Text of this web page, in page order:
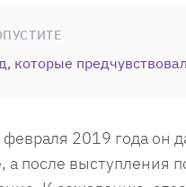
которые
февраля 2019 года он
а после выступления